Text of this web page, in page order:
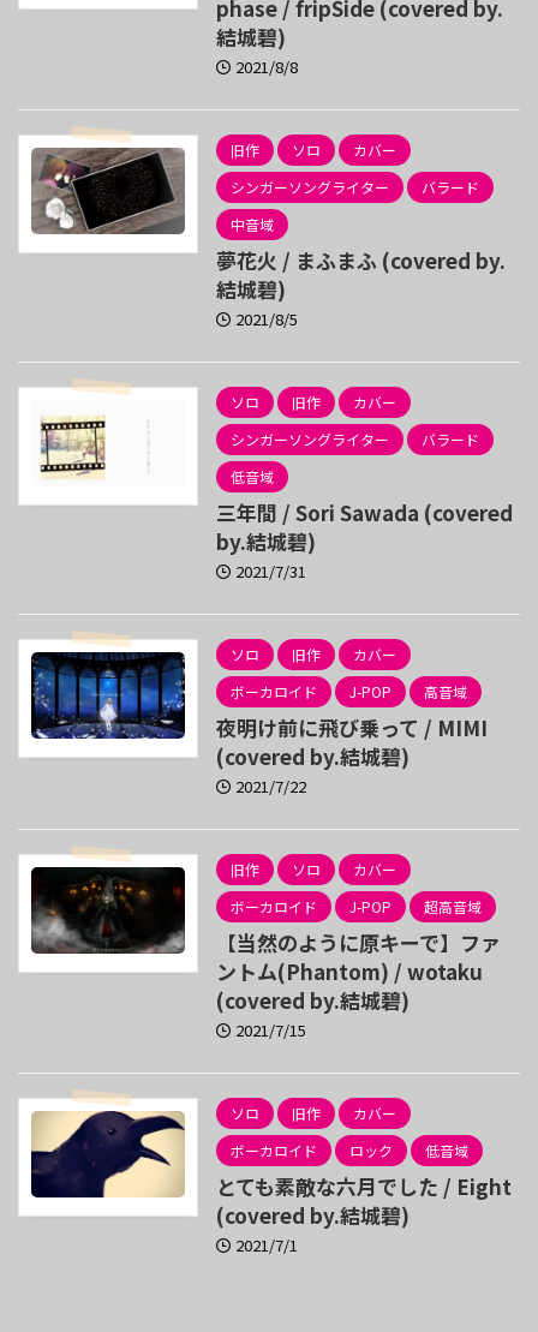
phase / fripSide (covered by.
結城碧)
2021/8/8
旧作 ソロ
カバー
シンガーソングライター
バラード
中音域
夢花火 / まふまふ (covered by.
結城碧)
2021/8/5
ソロ 旧作
カバー
シンガーソングライター
バラード
低音域
三年間 / Sori Sawada (covered
by.結城碧)
2021/7/31
ソロ 旧作
カバー
ボーカロイド
J-POP 高音域
夜明け前に飛び乗って / MIMI
(covered by.結城碧)
2021/7/22
旧作 ソロ
カバー
ボーカロイド
J-POP 超高音域
【当然のように原キーで】ファ
ントム(Phantom) / wotaku
(covered by.結城碧)
2021/7/15
ソロ 旧作
カバー
ボーカロイド
ロック 低音域
とても素敵な六月でした / Eight
(covered by.結城碧)
2021/7/1